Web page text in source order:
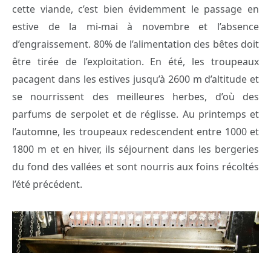
cette viande, c’est bien évidemment le passage en
estive de la mi-mai à novembre et l’absence
d’engraissement. 80% de l’alimentation des bêtes doit
être tirée de l’exploitation. En été, les troupeaux
pacagent dans les estives jusqu’à 2600 m d’altitude et
se nourrissent des meilleures herbes, d’où des
parfums de serpolet et de réglisse. Au printemps et
l’automne, les troupeaux redescendent entre 1000 et
1800 m et en hiver, ils séjournent dans les bergeries
du fond des vallées et sont nourris aux foins récoltés
l’été précédent.